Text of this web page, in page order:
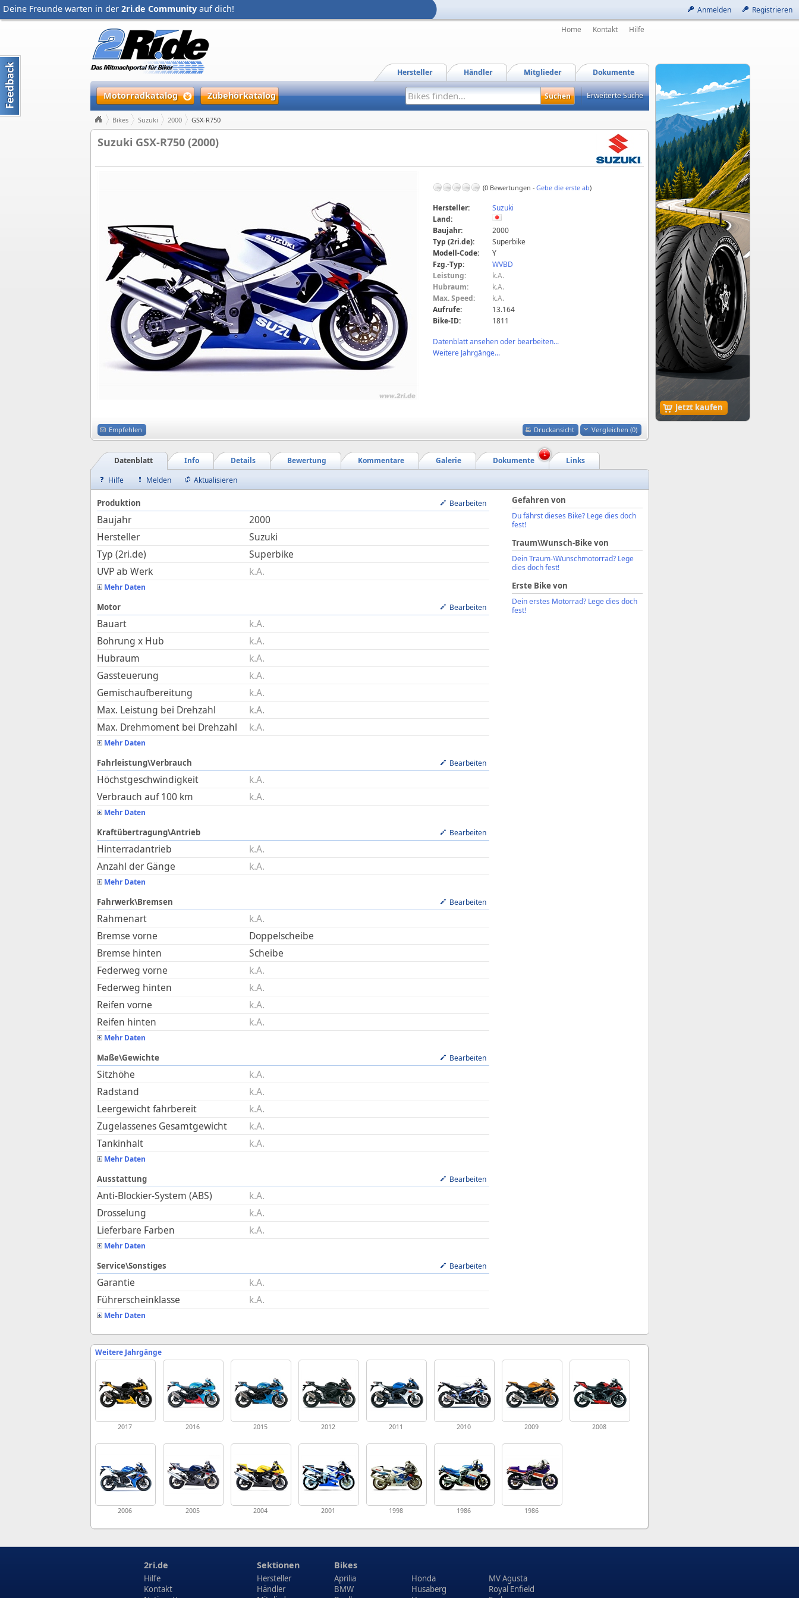
Anmelden Registrieren
Deine Freunde warten in der 2ri.de Community auf dich!
Jetzt kaufen
Home Kontakt Hilfe
Dokumente
Mitglieder
Händler
Hersteller
Motorradkatalog Zubehörkatalog Erweiterte Suche
Bikes Suzuki 2000 GSX-R750
Suzuki GSX-R750 (2000)
(0 Bewertungen - Gebe die erste ab)
Hersteller:
Suzuki
Land:
Baujahr:
2000
Typ (2ri.de):
Superbike
Modell-Code:
Y
Fzg.-Typ:
WVBD
Leistung:
k.A.
Hubraum:
k.A.
Max. Speed:
k.A.
Aufrufe:
13.164
Bike-ID:
1811
Datenblatt ansehen oder bearbeiten...
Weitere Jahrgänge...
Druckansicht Vergleichen (0)
Empfehlen
Links
Dokumente
Galerie
Kommentare
Bewertung
Details
Info
Datenblatt
1
Hilfe Melden Aktualisieren
Produktion Bearbeiten
Baujahr
2000
Hersteller
Suzuki
Typ (2ri.de)
Superbike
UVP ab Werk
k.A.
Mehr Daten
Motor Bearbeiten
Bauart
k.A.
Bohrung x Hub
k.A.
Hubraum
k.A.
Gassteuerung
k.A.
Gemischaufbereitung
k.A.
Max. Leistung bei Drehzahl
k.A.
Max. Drehmoment bei Drehzahl
k.A.
Mehr Daten
Fahrleistung\Verbrauch Bearbeiten
Höchstgeschwindigkeit
k.A.
Verbrauch auf 100 km
k.A.
Mehr Daten
Kraftübertragung\Antrieb Bearbeiten
Hinterradantrieb
k.A.
Anzahl der Gänge
k.A.
Mehr Daten
Fahrwerk\Bremsen Bearbeiten
Rahmenart
k.A.
Bremse vorne
Doppelscheibe
Bremse hinten
Scheibe
Federweg vorne
k.A.
Federweg hinten
k.A.
Reifen vorne
k.A.
Reifen hinten
k.A.
Mehr Daten
Maße\Gewichte Bearbeiten
Sitzhöhe
k.A.
Radstand
k.A.
Leergewicht fahrbereit
k.A.
Zugelassenes Gesamtgewicht
k.A.
Tankinhalt
k.A.
Mehr Daten
Ausstattung Bearbeiten
Anti-Blockier-System (ABS)
k.A.
Drosselung
k.A.
Lieferbare Farben
k.A.
Mehr Daten
Service\Sonstiges Bearbeiten
Garantie
k.A.
Führerscheinklasse
k.A.
Mehr Daten
Gefahren von
Du fährst dieses Bike? Lege dies doch
fest!
Traum\Wunsch-Bike von
Dein Traum-\Wunschmotorrad? Lege
dies doch fest!
Erste Bike von
Dein erstes Motorrad? Lege dies doch
fest!
Weitere Jahrgänge
2017 2016 2015 2012 2011 2010 2009 2008
2006 2005 2004 2001 1998 1986 1986
2ri.de
Hilfe
Kontakt
Sektionen
Hersteller
Händler
Bikes
Aprilia
BMW
Honda
Husaberg
MV Agusta
Royal Enfield